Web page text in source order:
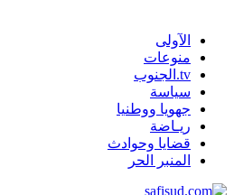
الآولى
منوعات
tv.الجنوب
سياسة
جهويا ووطنيا
ريـاضة
قضايا وحوادث
المنبر الحر